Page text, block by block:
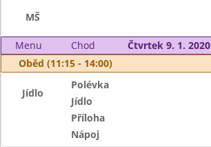
MŠ
Menu Chod
Čtvrtek 9. 1. 2020
Oběd (11:15 - 14:00)
Jídlo
Polévka
Jídlo
Příloha
Nápoj